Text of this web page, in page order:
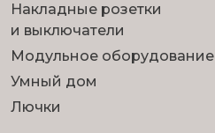
Накладные розетки
и выключатели
Модульное оборудование
Умный дом
Лючки